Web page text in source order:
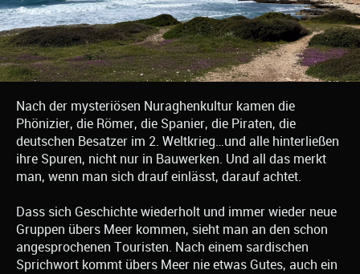
Nach der mysteriösen Nuraghenkultur kamen die
Phönizier, die Römer, die Spanier, die Piraten, die
deutschen Besatzer im 2. Weltkrieg…und alle hinterließen
ihre Spuren, nicht nur in Bauwerken. Und all das merkt
man, wenn man sich drauf einlässt, darauf achtet.
Dass sich Geschichte wiederholt und immer wieder neue
Gruppen übers Meer kommen, sieht man an den schon
angesprochenen Touristen. Nach einem sardischen
Sprichwort kommt übers Meer nie etwas Gutes, auch ein